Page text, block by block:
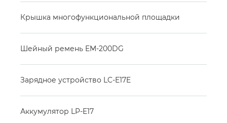
Крышка многофункциональной площадки
Шейный ремень EM-200DG
Зарядное устройство LC-E17E
Аккумулятор LP-E17